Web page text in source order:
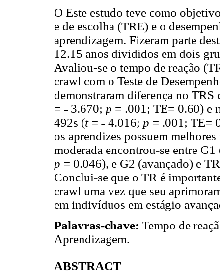
O Este estudo teve como
e de escolha (TRE) e o
aprendizagem. Fizeram parte
12.15 anos divididos em dois
Avaliou-se o tempo de reação
crawl com o Teste de
demonstraram diferença no
= ˗ 3.670; p = .001; TE= 0.60) e
492s (t= ˗ 4.016; p = .001; TE=
os aprendizes possuem
moderada encontrou-se entre
p = 0.046), e G2 (avançado) e
Conclui-se que o TR é
crawl uma vez que seu
em indivíduos em estágio
Palavras-chave: Tempo de
Aprendizagem.
ABSTRACT